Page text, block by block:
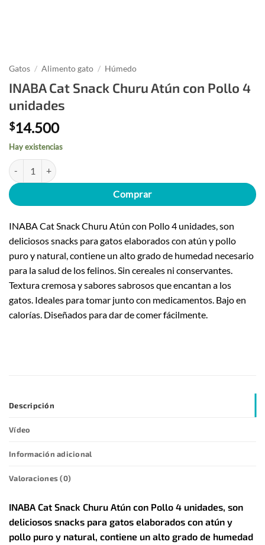
Gatos / Alimento gato / Húmedo
INABA Cat Snack Churu Atún con Pollo 4
unidades
$14.500
Hay existencias
INABA Cat Snack Churu Atún con Pollo 4 unidades cantidad
Comprar
INABA Cat Snack Churu Atún con Pollo 4 unidades, son
deliciosos snacks para gatos elaborados con atún y pollo
puro y natural, contiene un alto grado de humedad necesario
para la salud de los felinos. Sin cereales ni conservantes.
Textura cremosa y sabores sabrosos que encantan a los
gatos. Ideales para tomar junto con medicamentos. Bajo en
calorías. Diseñados para dar de comer fácilmente.
Descripción
Vídeo
Información adicional
Valoraciones (0)
INABA Cat Snack Churu Atún con Pollo 4 unidades, son
deliciosos snacks para gatos elaborados con atún y
pollo puro y natural, contiene un alto grado de humedad